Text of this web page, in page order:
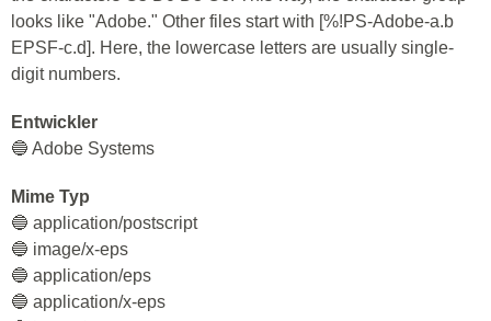
looks like "Adobe." Other files start with [%!PS-Adobe-a.b
EPSF-c.d]. Here, the lowercase letters are usually single-
digit numbers.
Entwickler
🔵 Adobe Systems
Mime Typ
🔵 application/postscript
🔵 image/x-eps
🔵 application/eps
🔵 application/x-eps